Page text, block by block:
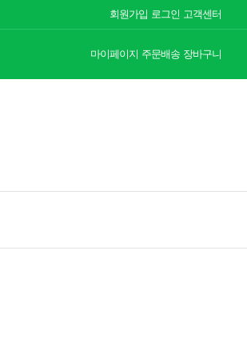
회원가입 로그인 고객센터
마이페이지 주문배송 장바구니